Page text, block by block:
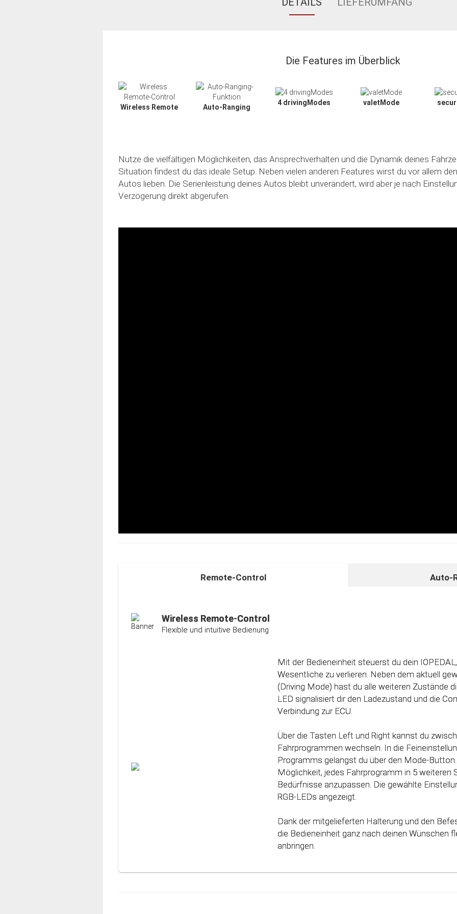
Die Features im Überblick
Wireless Remote Auto-Ranging
4 drivingModes valetMode
Nutze die vielfältigen Möglichkeiten, das Ansprechverhalten und die Dynamik deines
Situation findest du das ideale Setup. Neben vielen anderen Features wirst du vor allem
Autos lieben. Die Serienleistung deines Autos bleibt unverändert, wird aber je nach
Verzögerung direkt abgerufen.
Remote-Control Auto-
Wireless Remote-Control
Flexible und intuitive Bedienung
Mit der Bedieneinheit steuerst du dein
Wesentliche zu verlieren. Neben dem aktuell
(Driving Mode) hast du alle weiteren Zustände
LED signalisiert dir den Ladezustand und die
Verbindung zur ECU.
Über die Tasten Left und Right kannst du
Fahrprogrammen wechseln. In die
Programms gelangst du über den Mode-
Möglichkeit, jedes Fahrprogramm in 5 weiteren
Bedürfnisse anzupassen. Die gewählte
RGB-LEDs angezeigt.
Dank der mitgelieferten Halterung und den
die Bedieneinheit ganz nach deinen Wünschen
anbringen.
Informationen des Gaspedals automatisch
optimierten individuellen Kennfeld verarbeitet.
einzelnen Fahrmodi (Fahrprogramme)
des Gaspedals angepasst. Mit Hilfe dieser
werden alle Potenziale deines Fahrzeuges